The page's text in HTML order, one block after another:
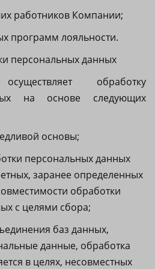
работников Компании;
программ лояльности.
персональных данных
обработку
на основе следующих
основы;
персональных данных
заранее определенных
обработки
с целями сбора;
баз данных,
данные, обработка
в целях, несовместных